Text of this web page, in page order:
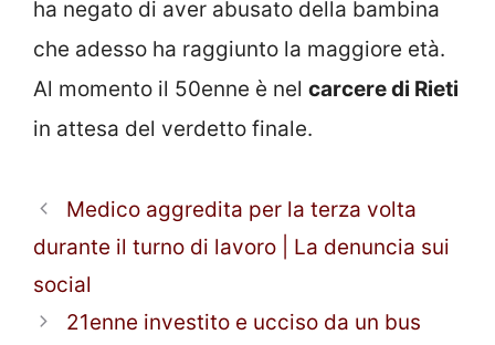
ha negato di aver abusato della bambina
che adesso ha raggiunto la maggiore età.
Al momento il 50enne è nel carcere di Rieti
in attesa del verdetto finale.
Medico aggredita per la terza volta
durante il turno di lavoro | La denuncia sui
social
21enne investito e ucciso da un bus